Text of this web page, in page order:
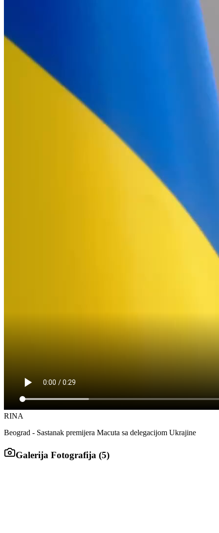
RINA
Beograd - Sastanak premijera Macuta sa delegacijom Ukrajine
Galerija Fotografija (5)